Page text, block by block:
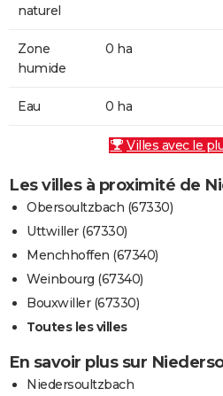
naturel
Zone
humide
0 ha
Eau 0 ha
Villes avec le
Les villes à proximité de
Obersoultzbach (67330)
Uttwiller (67330)
Menchhoffen (67340)
Weinbourg (67340)
Bouxwiller (67330)
Toutes les villes
En savoir plus sur
Niedersoultzbach